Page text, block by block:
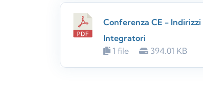
Conferenza CE -
Integratori
1 file
394.01 KB